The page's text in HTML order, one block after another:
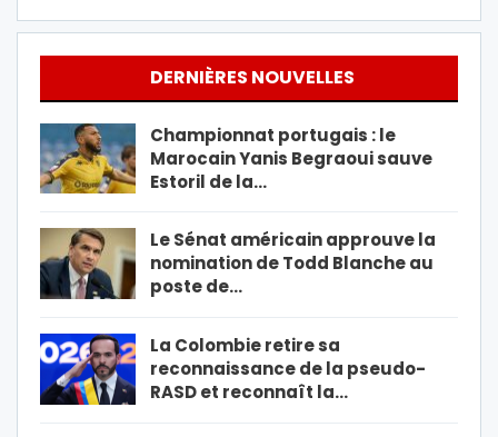
DERNIÈRES NOUVELLES
Championnat portugais : le
Marocain Yanis Begraoui sauve
Estoril de la…
Le Sénat américain approuve la
nomination de Todd Blanche au
poste de…
La Colombie retire sa
reconnaissance de la pseudo-
RASD et reconnaît la…